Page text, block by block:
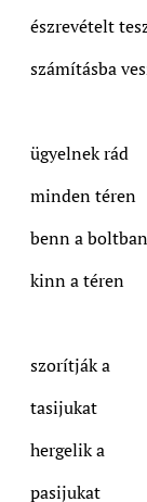
észrevételt
számításba
ügyelnek rád
minden téren
benn a boltban
kinn a téren
szorítják a
tasijukat
hergelik a
pasijukat